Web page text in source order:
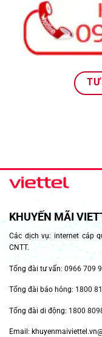
TƯ
KHUYẾN MÃI
Các dịch vụ: internet cáp
CNTT.
Tổng đài tư vấn: 0966 709
Tổng đài báo hỏng: 1800
Tổng đài di động: 1800
Email: